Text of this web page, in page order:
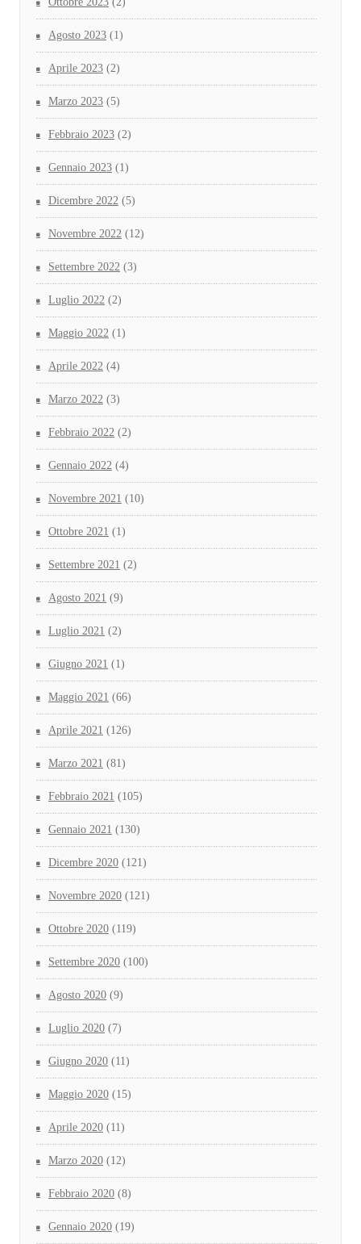
Agosto 2023 (1)
Aprile 2023 (2)
Marzo 2023 (5)
Febbraio 2023 (2)
Gennaio 2023 (1)
Dicembre 2022 (5)
Novembre 2022 (12)
Settembre 2022 (3)
Luglio 2022 (2)
Maggio 2022 (1)
Aprile 2022 (4)
Marzo 2022 (3)
Febbraio 2022 (2)
Gennaio 2022 (4)
Novembre 2021 (10)
Ottobre 2021 (1)
Settembre 2021 (2)
Agosto 2021 (9)
Luglio 2021 (2)
Giugno 2021 (1)
Maggio 2021 (66)
Aprile 2021 (126)
Marzo 2021 (81)
Febbraio 2021 (105)
Gennaio 2021 (130)
Dicembre 2020 (121)
Novembre 2020 (121)
Ottobre 2020 (119)
Settembre 2020 (100)
Agosto 2020 (9)
Luglio 2020 (7)
Giugno 2020 (11)
Maggio 2020 (15)
Aprile 2020 (11)
Marzo 2020 (12)
Febbraio 2020 (8)
Gennaio 2020 (19)